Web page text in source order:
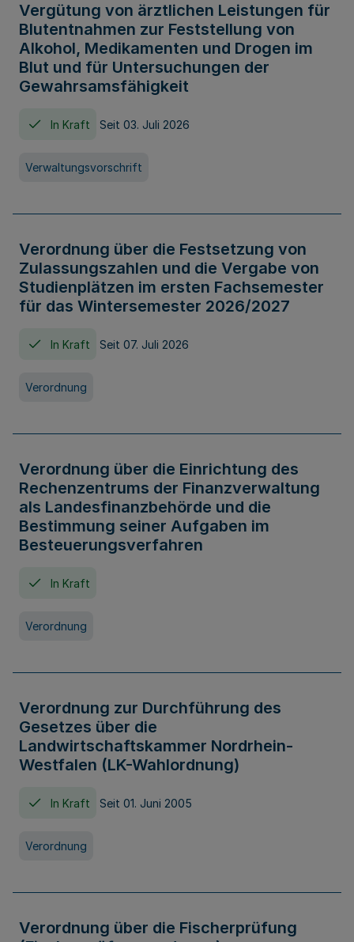
Vergütung von ärztlichen Leistungen für
Blutentnahmen zur Feststellung von
Alkohol, Medikamenten und Drogen im
Blut und für Untersuchungen der
Gewahrsamsfähigkeit
In Kraft Seit 03. Juli 2026
Verwaltungsvorschrift
Verordnung über die Festsetzung von
Zulassungszahlen und die Vergabe von
Studienplätzen im ersten Fachsemester
für das Wintersemester 2026/2027
In Kraft Seit 07. Juli 2026
Verordnung
Verordnung über die Einrichtung des
Rechenzentrums der Finanzverwaltung
als Landesfinanzbehörde und die
Bestimmung seiner Aufgaben im
Besteuerungsverfahren
In Kraft
Verordnung
Verordnung zur Durchführung des
Gesetzes über die
Landwirtschaftskammer Nordrhein-
Westfalen (LK-Wahlordnung)
In Kraft Seit 01. Juni 2005
Verordnung
Verordnung über die Fischerprüfung